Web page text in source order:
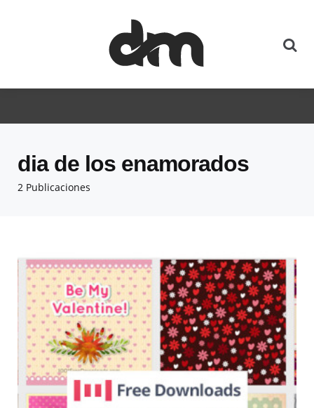
2 Publicaciones
dia de los enamorados